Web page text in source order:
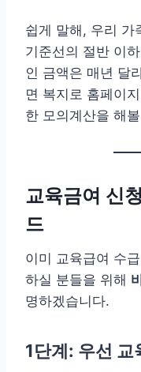
쉽게 말해, 우리 가
기준선의 절반 이
인 금액은 매년 달
면 복지로 홈페이
한 모의계산을 해
교육금여 신
드
이미 교육급여 수
하실 분들을 위해
명하겠습니다.
1단계: 우선 교